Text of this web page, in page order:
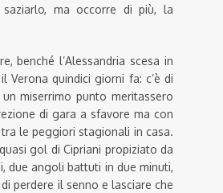
ma occorre di più, la
benché l’Alessandria scesa in
Verona quindici giorni fa: c’è di
miserrimo punto meritassero
di gara a sfavore ma con
le peggiori stagionali in casa.
gol di Cipriani propiziato da
due angoli battuti in due minuti,
perdere il senno e lasciare che